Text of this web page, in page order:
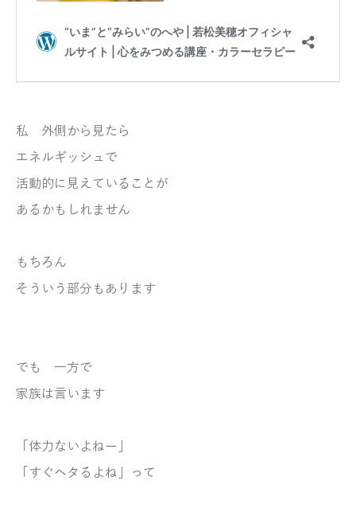
私 外側から見たら
エネルギッシュで
活動的に見えていることが
あるかもしれません
もちろん
そういう部分もあります
でも 一方で
家族は言います
「体力ないよねー」
「すぐヘタるよね」って